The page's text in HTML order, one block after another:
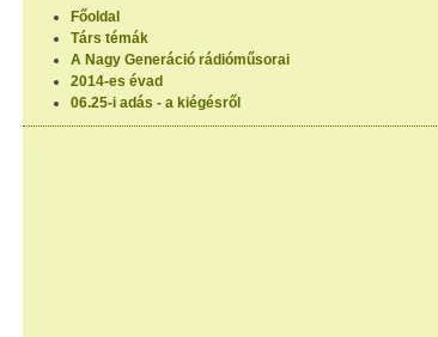
Főoldal
Társ témák
A Nagy Generáció rádióműsorai
2014-es évad
06.25-i adás - a kiégésről